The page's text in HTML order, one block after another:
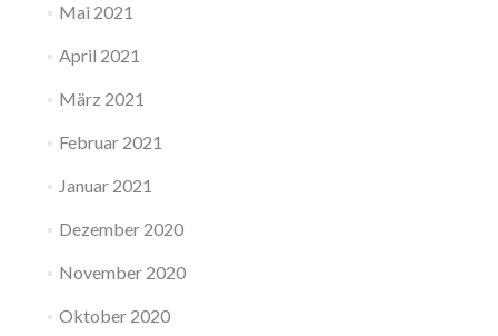
Mai 2021
April 2021
März 2021
Februar 2021
Januar 2021
Dezember 2020
November 2020
Oktober 2020